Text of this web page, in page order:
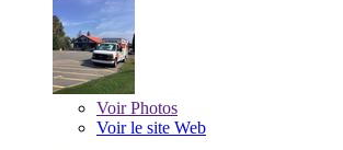
VoirPhotos
Voir le site Web